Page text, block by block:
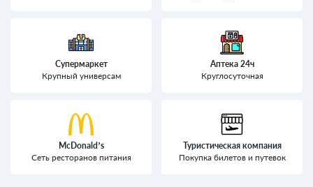
Супермаркет
Крупный универсам
Аптека 24ч
Круглосуточная
McDonald’s
Сеть ресторанов питания
Туристическая компания
Покупка билетов и путевок